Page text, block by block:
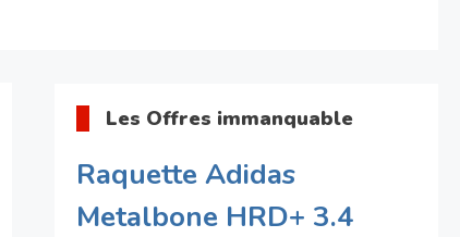
Les Offres immanquable
Raquette Adidas
Metalbone HRD+ 3.4